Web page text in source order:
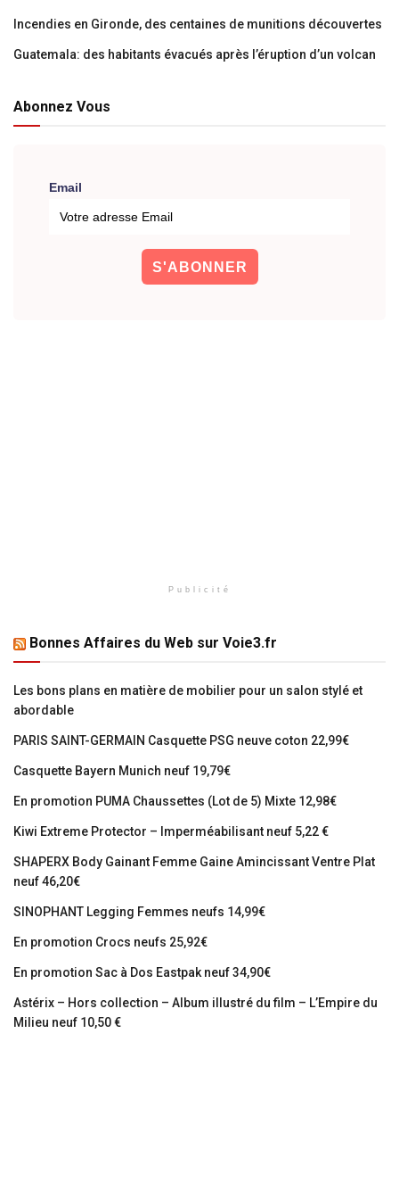
Incendies en Gironde, des centaines de munitions découvertes
Guatemala: des habitants évacués après l’éruption d’un volcan
Abonnez Vous
Email
Publicité
Bonnes Affaires du Web sur Voie3.fr
Les bons plans en matière de mobilier pour un salon stylé et
abordable
PARIS SAINT-GERMAIN Casquette PSG neuve coton 22,99€
Casquette Bayern Munich neuf 19,79€
En promotion PUMA Chaussettes (Lot de 5) Mixte 12,98€
Kiwi Extreme Protector – Imperméabilisant neuf 5,22 €
SHAPERX Body Gainant Femme Gaine Amincissant Ventre Plat
neuf 46,20€
SINOPHANT Legging Femmes neufs 14,99€
En promotion Crocs neufs 25,92€
En promotion Sac à Dos Eastpak neuf 34,90€
Astérix – Hors collection – Album illustré du film – L’Empire du
Milieu neuf 10,50 €